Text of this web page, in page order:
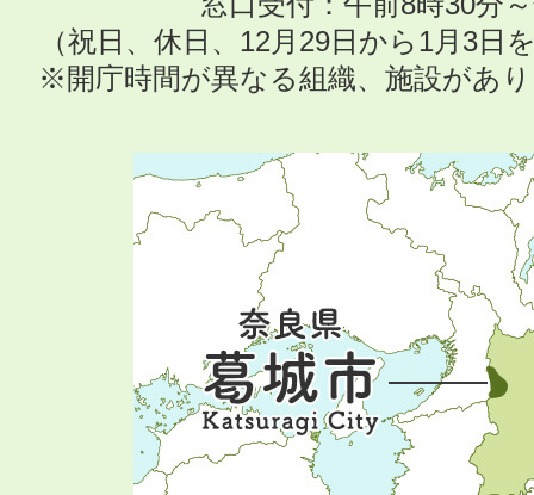
（祝日、休日、12月29日から1月3日
※開庁時間が異なる組織、施設があ